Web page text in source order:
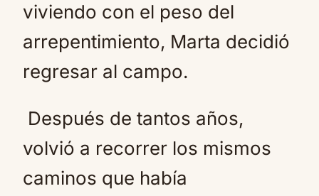
viviendo con el peso del
arrepentimiento, Marta decidió
regresar al campo.
Después de tantos años,
volvió a recorrer los mismos
caminos que había